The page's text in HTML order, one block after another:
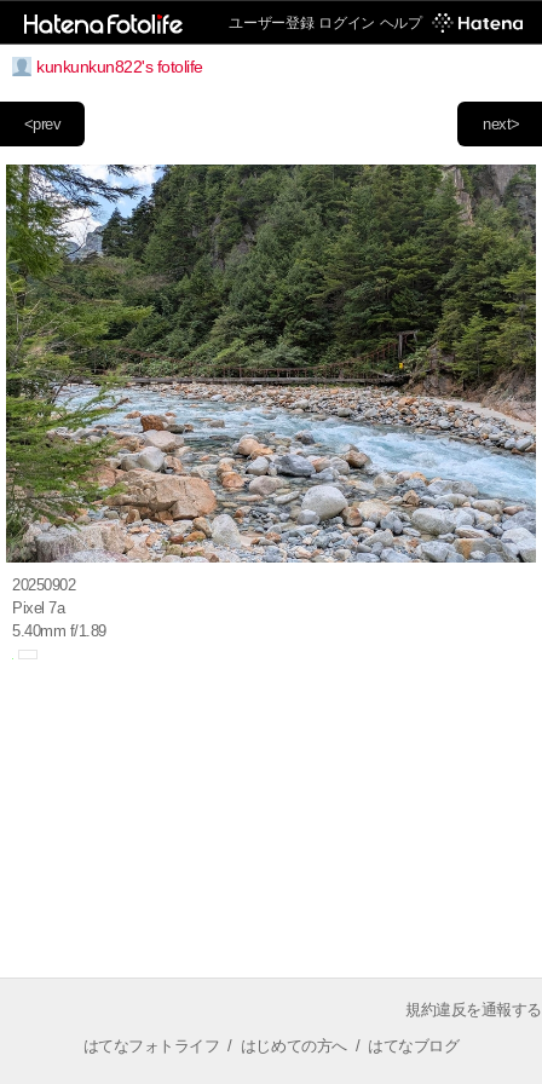
ユーザー登録 ログイン ヘルプ
kunkunkun822's fotolife
next>
<prev
20250902
Pixel 7a
5.40mm f/1.89
規約違反を通報する
はてなフォトライフ / はじめての方へ/ はてなブログ